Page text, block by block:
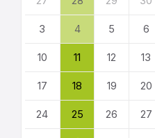
kalendarza
3 4 5 6
10 11 12 13
17 18 19 20
24 25 26 27